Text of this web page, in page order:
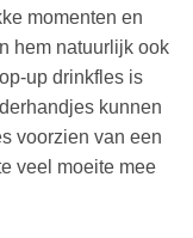
momenten en
hem natuurlijk ook
up drinkfles is
kunnen
voorzien van een
veel moeite mee